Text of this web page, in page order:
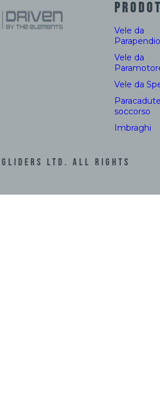
Vele da
Parapendio
Vele da
Vele da
soccorso
Imbraghi
LTD. All Rights